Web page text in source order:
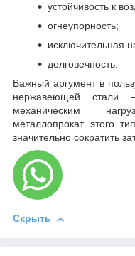
устойчивость к
огнеупорность;
исключительная
долговечность.
Важный аргумент в
нержавеющей стали
механическим
металлопрокат этого
значительно сократить
Скрыть